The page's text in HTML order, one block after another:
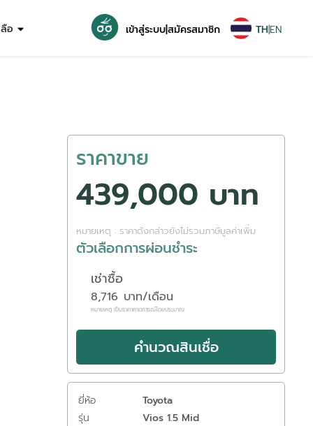
อ เข้าสู่ระบบ|สมัครสมาชิก TH|EN
ราคาขาย
439,000 บาท
หมายเหตุ : ราคาดังกล่าวยังไม่รวมภาษีมูลค่าเพิ่ม
ตัวเลือกการผ่อนชำระ
เช่าซื้อ
8,716 บาท/เดือน
หมายเหตุ เป็นราคาคาดการณ์โดยประมาณ
คำนวณสินเชื่อ
ยี่ห้อ
Toyota
รุ่น
Vios 1.5 Mid